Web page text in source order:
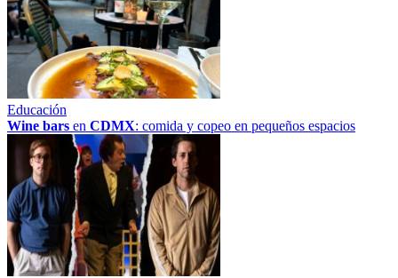
Educación
Wine bars en CDMX: comida y copeo en pequeños espacios